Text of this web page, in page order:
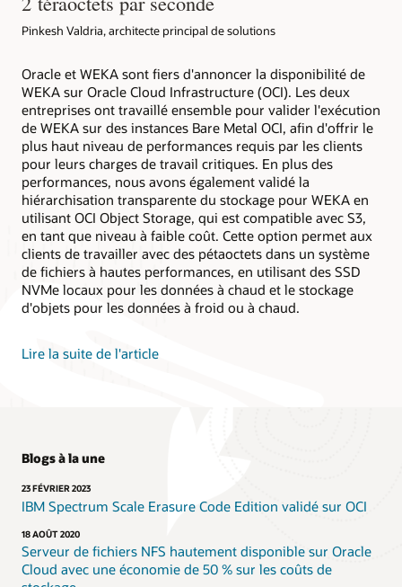
Pinkesh Valdria, architecte principal de solutions
Oracle et WEKA sont fiers d'annoncer la disponibilité de
WEKA sur Oracle Cloud Infrastructure (OCI). Les deux
entreprises ont travaillé ensemble pour valider l'exécution
de WEKA sur des instances Bare Metal OCI, afin d'offrir le
plus haut niveau de performances requis par les clients
pour leurs charges de travail critiques. En plus des
performances, nous avons également validé la
hiérarchisation transparente du stockage pour WEKA en
utilisant OCI Object Storage, qui est compatible avec S3,
en tant que niveau à faible coût. Cette option permet aux
clients de travailler avec des pétaoctets dans un système
de fichiers à hautes performances, en utilisant des SSD
NVMe locaux pour les données à chaud et le stockage
d'objets pour les données à froid ou à chaud.
Lire la suite de l'article
Blogs à la une
23 FÉVRIER 2023
IBM Spectrum Scale Erasure Code Edition validé sur OCI
18 AOÛT 2020
Serveur de fichiers NFS hautement disponible sur Oracle
Cloud avec une économie de 50 % sur les coûts de